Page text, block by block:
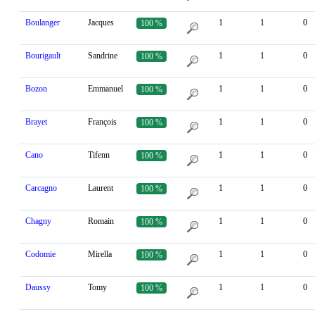
Boulanger Jacques 100 % 1 1 0
Bourigault Sandrine 100 % 1 1 0
Bozon Emmanuel 100 % 1 1 0
Brayet François 100 % 1 1 0
Cano Tifenn 100 % 1 1 0
Carcagno Laurent 100 % 1 1 0
Chagny Romain 100 % 1 1 0
Codomie Mirella 100 % 1 1 0
Daussy Tomy 100 % 1 1 0